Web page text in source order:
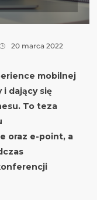
20 marca 2022
mobilnej
dający się
To teza
oraz e-point, a